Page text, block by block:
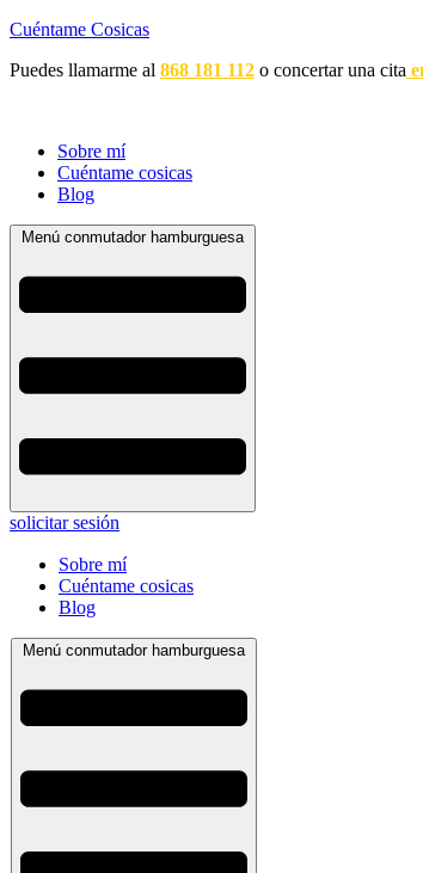
Cuéntame Cosicas
Puedes llamarme al 868 181 112 o concertar una cita
Sobre mí
Cuéntame cosicas
Blog
Menú conmutador hamburguesa
solicitar sesión
Sobre mí
Cuéntame cosicas
Blog
Menú conmutador hamburguesa